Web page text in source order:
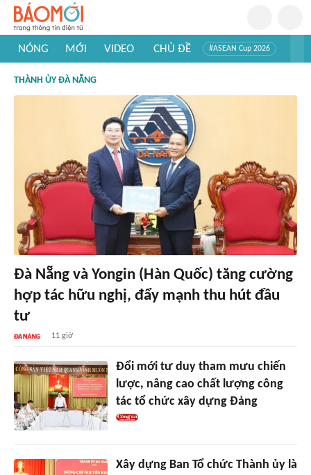
NÓNG MỚI VIDEO CHỦ ĐỀ #ASEAN Cup 2026
#Khám phá thế giới
THÀNH ỦY ĐÀ NẴNG
Đà Nẵng và Yongin (Hàn Quốc) tăng cường
hợp tác hữu nghị, đẩy mạnh thu hút đầu
tư
11 giờ
Đổi mới tư duy tham mưu chiến
lược, nâng cao chất lượng công
tác tổ chức xây dựng Đảng
Xây dựng Ban Tổ chức Thành ủy là